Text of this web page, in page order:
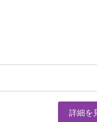
詳細を